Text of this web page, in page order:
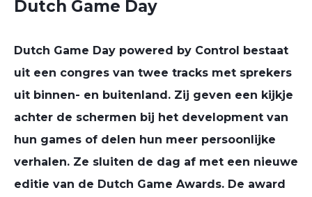
Dutch Game Day
Dutch Game Day powered by Control bestaat
uit een congres van twee tracks met sprekers
uit binnen- en buitenland. Zij geven een kijkje
achter de schermen bij het development van
hun games of delen hun meer persoonlijke
verhalen. Ze sluiten de dag af met een nieuwe
editie van de Dutch Game Awards. De award